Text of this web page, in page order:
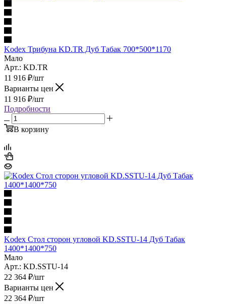
Kodex Трибуна KD.TR Дуб Табак 700*500*1170
Мало
Арт.: KD.TR
11 916 ₽/шт
Варианты цен
11 916 ₽/шт
Подробности
В корзину
Kodex Стол сторон угловой KD.SSTU-14 Дуб Табак
1400*1400*750
Мало
Арт.: KD.SSTU-14
22 364 ₽/шт
Варианты цен
22 364 ₽/шт